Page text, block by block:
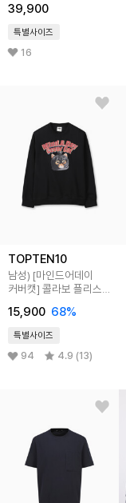
39,900
특별사이즈
16
TOPTEN10
남성) [마인드어데이
커버캣] 콜라보 플리스
15,900 68%
특별사이즈
94 4.9 (13)